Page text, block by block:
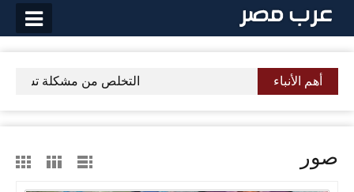
التخطي
أهم الأنباء التخلص من مشكلة تساقط
صور